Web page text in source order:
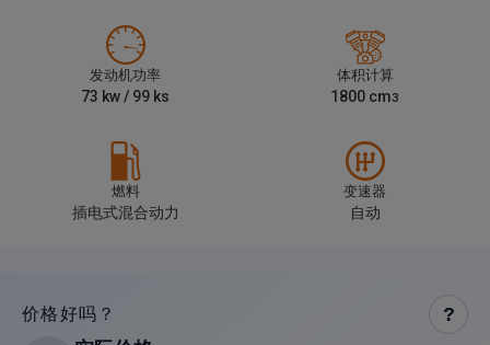
发动机功率
73 kw / 99 ks
体积计算
1800 cm3
燃料
插电式混合动力
变速器
自动
价格好吗？ ?